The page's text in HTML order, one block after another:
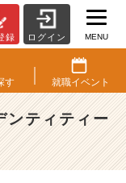
録 ログイン MENU
す 就職イベント
ンティティー